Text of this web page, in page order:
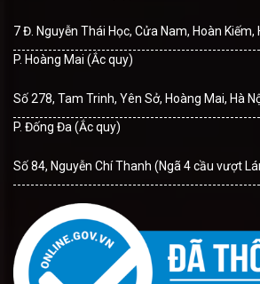
7 Đ. Nguyễn Thái Học, Cửa Nam, Hoàn Kiếm,
P. Hoàng Mai (Ắc quy)
Số 278, Tam Trinh, Yên Sở, Hoàng Mai, Hà
P. Đống Đa (Ắc quy)
Số 84, Nguyễn Chí Thanh (Ngã 4 cầu vượt